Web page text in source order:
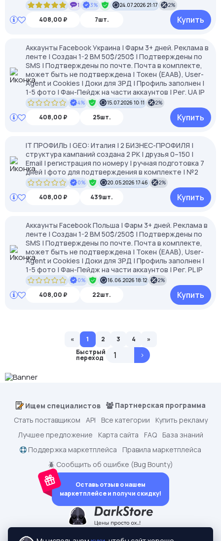
1 3% 24.07.2026 21:17 2%
408,00 ₽ 7шт. Купить
Аккаунты Facebook Украина | Фарм 3+ дней. Реклама в
ленте | Создан 1-2 BM 50$/250$ | Подтверждены по
SMS | Подтверждены по почте. Почта в комплекте,
может быть не подтверждена | Токен (EAAB), User-
Agent и Cookies | Доки для ЗРД | Профиль заполнен |
1-5 фото | Фан-Пейдж на части аккаунтов | Рег. UA IP
4% 15.07.2026 10:11 2%
408,00 ₽ 25шт. Купить
IT ПРОФИЛЬ | GEO: Италия | 2 БИЗНЕС-ПРОФИЛЯ |
структура кампаний создана 2 РК | друзья 0–150 |
Email | регистрация по номеру | ручная подготовка 7
дней | фото для подтверждения в комплекте | №2
0% 20.05.2026 17:46 2%
408,00 ₽ 439шт. Купить
Аккаунты Facebook Польша | Фарм 3+ дней. Реклама в
ленте | Создан 1-2 BM 50$/250$ | Подтверждены по
SMS | Подтверждены по почте. Почта в комплекте,
может быть не подтверждена | Токен (EAAB), User-
Agent и Cookies | Доки для ЗРД | Профиль заполнен |
1-5 фото | Фан-Пейдж на части аккаунтов | Рег. PL IP
0% 16.06.2026 18:12 2%
408,00 ₽ 22шт. Купить
« 1 2 3 4
»
Быстрый
переход >
dark.shopping - Маркетплейс аккаунтов
2015-2026 © dark.shopping
Ищем специалистов
Партнерская программа
Стать поставщиком
API Все категории
Купить рекламу
Лучшее предложение
Карта сайта FAQ
База знаний
Поддержка маркетплейса
Правила маркетплейса
🪲 Сообщить об ошибке (Bug Bounty)
Оставь отзыв о нашем
маркетплейсе и получи скидку!